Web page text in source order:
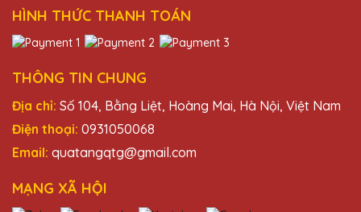
HÌNH THỨC THANH TOÁN
THÔNG TIN CHUNG
Địa chỉ: Số 104, Bằng Liệt, Hoàng Mai, Hà Nội, Việt Nam
Điện thoại: 0931050068
Email: quatangqtg@gmail.com
MẠNG XÃ HỘI